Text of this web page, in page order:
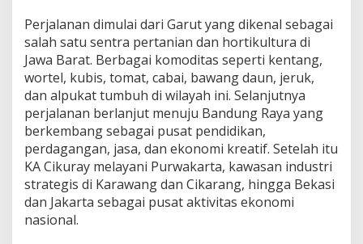
Perjalanan dimulai dari Garut yang dikenal sebagai
salah satu sentra pertanian dan hortikultura di
Jawa Barat. Berbagai komoditas seperti kentang,
wortel, kubis, tomat, cabai, bawang daun, jeruk,
dan alpukat tumbuh di wilayah ini. Selanjutnya
perjalanan berlanjut menuju Bandung Raya yang
berkembang sebagai pusat pendidikan,
perdagangan, jasa, dan ekonomi kreatif. Setelah itu
KA Cikuray melayani Purwakarta, kawasan industri
strategis di Karawang dan Cikarang, hingga Bekasi
dan Jakarta sebagai pusat aktivitas ekonomi
nasional.